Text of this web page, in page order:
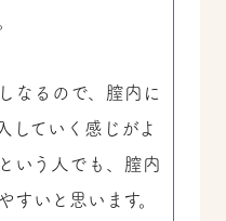
なるので、膣内に
していく感じがよ
いう人でも、膣内
すいと思います。